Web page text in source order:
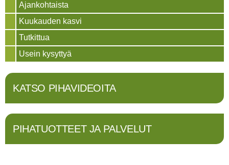
Ajankohtaista
Kuukauden kasvi
Tutkittua
Usein kysyttyä
KATSO PIHAVIDEOITA
PIHATUOTTEET JA PALVELUT